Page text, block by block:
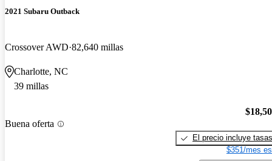
2021 Subaru Outback
Crossover AWD 82,640 millas
Charlotte, NC
39 millas
Buena oferta
El precio incluye tasas
$351/mes